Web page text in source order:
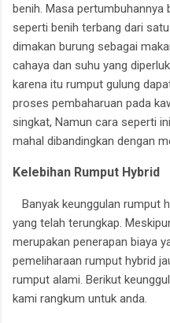
benih. Masa pertumbuhannya
seperti benih terbang dari
dimakan burung sebagai
cahaya dan suhu yang
karena itu rumput gulung
proses pembaharuan pada
singkat, Namun cara seperti
mahal dibandingkan dengan
Kelebihan Rumput Hybrid
Banyak keunggulan rumput
yang telah terungkap.
merupakan penerapan biaya
pemeliharaan rumput hybrid
rumput alami. Berikut
kami rangkum untuk anda.